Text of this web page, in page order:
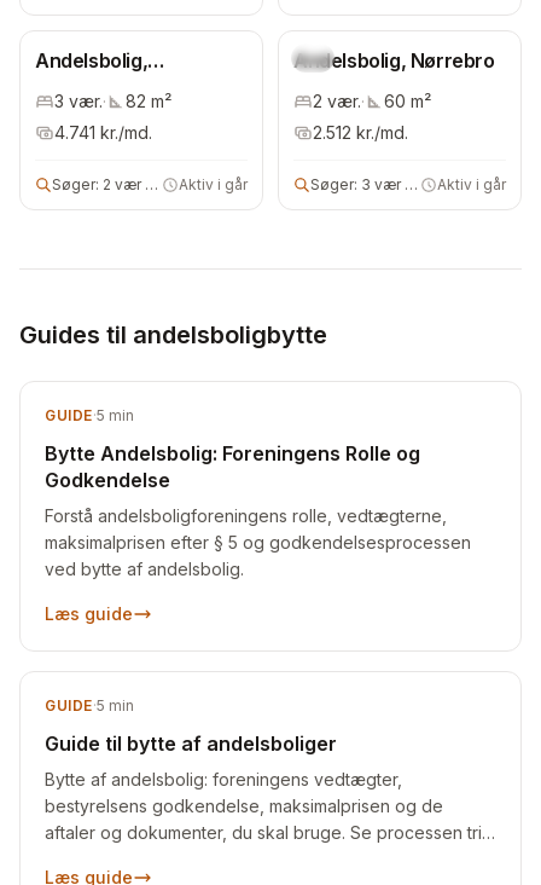
Andelsbolig,
Bispebjerg
3 vær.· 82 m²
4.741 kr./md.
Søger: 2 vær andelsbolig Aktiv i går
Ny
Andelsbolig, Nørrebro
2 vær.· 60 m²
2.512 kr./md.
Søger: 3 vær andelsbolig Aktiv i går
Guides til andelsboligbytte
GUIDE·5 min
Bytte Andelsbolig: Foreningens Rolle og
Godkendelse
Forstå andelsboligforeningens rolle, vedtægterne,
maksimalprisen efter § 5 og godkendelsesprocessen
ved bytte af andelsbolig.
Læs guide
GUIDE·5 min
Guide til bytte af andelsboliger
Bytte af andelsbolig: foreningens vedtægter,
bestyrelsens godkendelse, maksimalprisen og de
aftaler og dokumenter, du skal bruge. Se processen trin
Læs guide